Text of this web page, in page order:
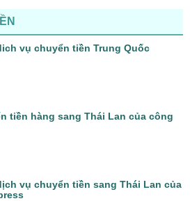
vụ chuyển tiền Trung Quốc
tiền hàng sang Thái Lan của công
vụ chuyển tiền sang Thái Lan của